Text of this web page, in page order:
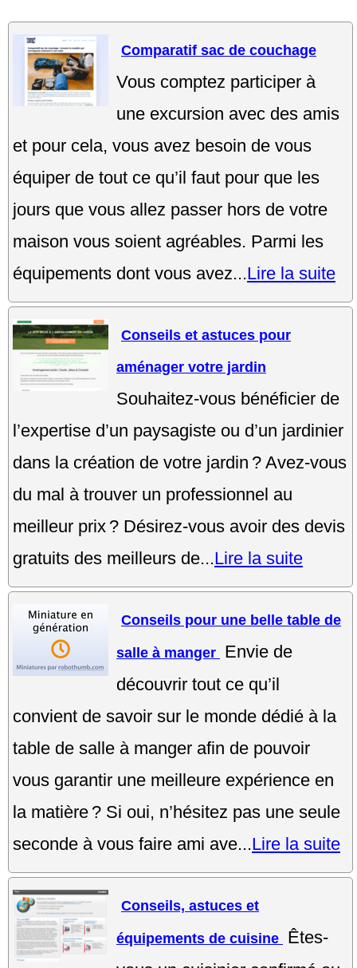
Comparatif sac de couchage
Vous comptez participer à
une excursion avec des amis
et pour cela, vous avez besoin de vous
équiper de tout ce qu’il faut pour que les
jours que vous allez passer hors de votre
maison vous soient agréables. Parmi les
équipements dont vous avez...Lire la suite
Conseils et astuces pour
aménager votre jardin
Souhaitez-vous bénéficier de
l’expertise d’un paysagiste ou d’un jardinier
dans la création de votre jardin ? Avez-vous
du mal à trouver un professionnel au
meilleur prix ? Désirez-vous avoir des devis
gratuits des meilleurs de...Lire la suite
Conseils pour une belle table de
salle à manger Envie de
découvrir tout ce qu’il
convient de savoir sur le monde dédié à la
table de salle à manger afin de pouvoir
vous garantir une meilleure expérience en
la matière ? Si oui, n’hésitez pas une seule
seconde à vous faire ami ave...Lire la suite
Conseils, astuces et
équipements de cuisine Êtes-